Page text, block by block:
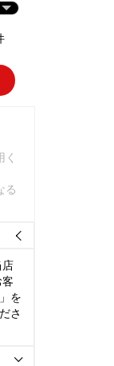
る

店
を
さ
